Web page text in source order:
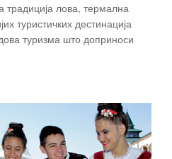
традиција лова, термална
туристичких дестинација
туризма што доприноси